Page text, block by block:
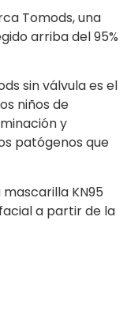
Tomods, una
arriba del 95%
sin válvula es el
niños de
y
patógenos que
KN95
a partir de la